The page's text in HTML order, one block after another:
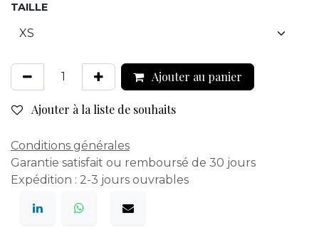
TAILLE
Ajouter au panier
Ajouter à la liste de souhaits
Conditions générales
Garantie satisfait ou remboursé de 30 jours
Expédition : 2-3 jours ouvrables